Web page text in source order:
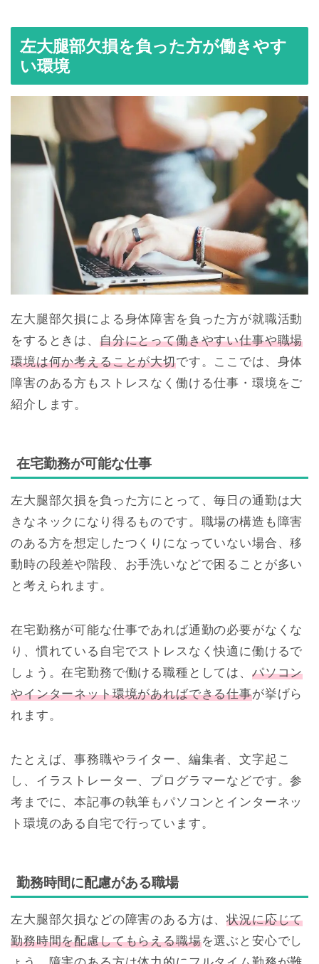
左大腿部欠損を負った方が働きやす
い環境
左大腿部欠損による身体障害を負った方が就職活動
をするときは、 自分にとって働きやすい仕事や職場
環境は何か考えることが大切です。ここでは、身体
障害のある方もストレスなく働ける仕事・環境をご
紹介します。
在宅勤務が可能な仕事
左大腿部欠損を負った方にとって、毎日の通勤は大
きなネックになり得るものです。職場の構造も障害
のある方を想定したつくりになっていない場合、移
動時の段差や階段、お手洗いなどで困ることが多い
と考えられます。
在宅勤務が可能な仕事であれば通勤の必要がなくな
り、慣れている自宅でストレスなく快適に働けるで
しょう。在宅勤務で働ける職種としては、 パソコン
やインターネット環境があればできる仕事が挙げら
れます。
たとえば、事務職やライター、編集者、文字起こ
し、イラストレーター、プログラマーなどです。参
考までに、本記事の執筆もパソコンとインターネッ
ト環境のある自宅で行っています。
勤務時間に配慮がある職場
左大腿部欠損などの障害のある方は、状況に応じて
勤務時間を配慮してもらえる職場を選ぶと安心でし